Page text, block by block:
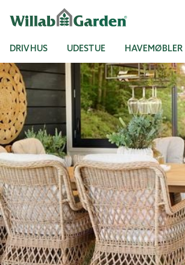
DRIVHUS UDESTUE HAVEMØBLER